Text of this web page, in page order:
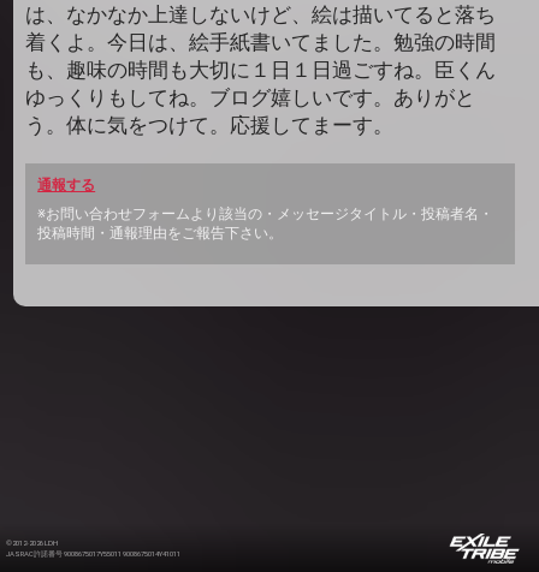
は、なかなか上達しないけど、絵は描いてると落ち
着くよ。今日は、絵手紙書いてました。勉強の時間
も、趣味の時間も大切に１日１日過ごすね。臣くん
ゆっくりもしてね。ブログ嬉しいです。ありがと
う。体に気をつけて。応援してまーす。
通報する
※お問い合わせフォームより該当の・メッセージタイトル・投稿者名・
投稿時間・通報理由をご報告下さい。
©2012-2026 LDH
JASRAC許諾番号 9008675017Y55011 9008675014Y41011